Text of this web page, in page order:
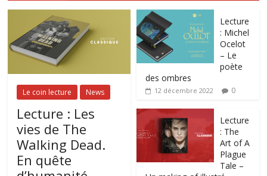
Le coin lecture News
Lecture : Les
vies de The
Walking Dead.
En quête
Lecture
: Michel
Ocelot
– Le
poète
des ombres
12 décembre 2022 0
Lecture
: The
Art of A
Plague
Tale –